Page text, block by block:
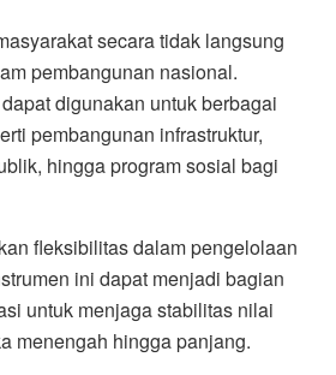
secara tidak langsung
pembangunan nasional.
digunakan untuk berbagai
pembangunan infrastruktur,
hingga program sosial bagi
fleksibilitas dalam pengelolaan
ini dapat menjadi bagian
untuk menjaga stabilitas nilai
menengah hingga panjang.